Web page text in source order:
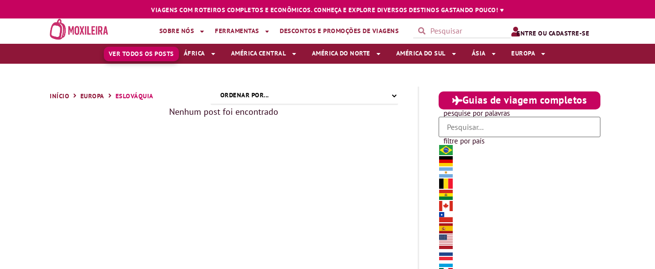
VIAGENS COM ROTEIROS COMPLETOS E ECONÔMICOS. CONHEÇA E EXPLORE DIVERSOS DESTINOS GASTANDO POUCO! ♥️
SOBRE NÓS FERRAMENTAS DESCONTOS E PROMOÇÕES DE VIAGENS ENTRE OU CADASTRE-SE
VER TODOS OS POSTS ÁFRICA AMÉRICA CENTRAL AMÉRICA DO NORTE AMÉRICA DO SUL ÁSIA EUROPA
INÍCIO EUROPA ESLOVÁQUIA
Nenhum post foi encontrado
Guias de viagem completos
pesquise por palavras
filtre por país